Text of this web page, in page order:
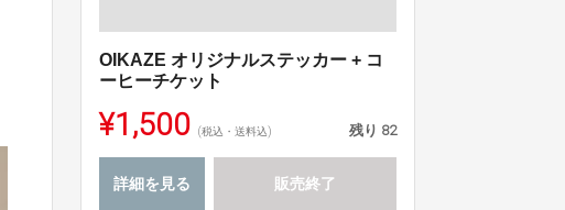
OIKAZE オリジナルステッカー + コ
ーヒーチケット
¥1,500 (税込・送料込) 残り 82
詳細を見る 販売終了